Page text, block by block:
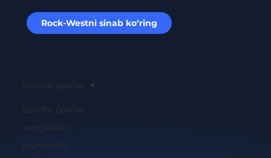
Rock-Westni sinab ko‘ring
Barcha postlar
Yangiliklar
Hamkorlik
Barcha postlar